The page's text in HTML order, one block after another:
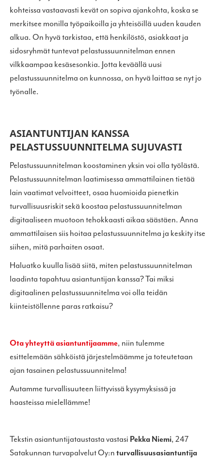
kohteissa vastaavasti kevät on sopiva ajankohta, koska se
merkitsee monilla työpaikoilla ja yhteisöillä uuden kauden
alkua. On hyvä tarkistaa, että henkilöstö, asiakkaat ja
sidosryhmät tuntevat pelastussuunnitelman ennen
vilkkaampaa kesäsesonkia. Jotta keväällä uusi
pelastussuunnitelma on kunnossa, on hyvä laittaa se nyt jo
työnalle.
ASIANTUNTIJAN KANSSA
PELASTUSSUUNNITELMA SUJUVASTI
Pelastussuunnitelman koostaminen yksin voi olla työlästä.
Pelastussuunnitelman laatimisessa ammattilainen tietää
lain vaatimat velvoitteet, osaa huomioida pienetkin
turvallisuusriskit sekä koostaa pelastussuunnitelman
digitaaliseen muotoon tehokkaasti aikaa säästäen. Anna
ammattilaisen siis hoitaa pelastussuunnitelma ja keskity itse
siihen, mitä parhaiten osaat.
Haluatko kuulla lisää siitä, miten pelastussuunnitelman
laadinta tapahtuu asiantuntijan kanssa? Tai miksi
digitaalinen pelastussuunnitelma voi olla teidän
kiinteistöllenne paras ratkaisu?
Ota yhteyttä asiantuntijaamme, niin tulemme
esittelemään sähköistä järjestelmäämme ja toteutetaan
ajan tasainen pelastussuunnitelma!
Autamme turvallisuuteen liittyvissä kysymyksissä ja
haasteissa mielellämme!
Tekstin asiantuntijataustasta vastasi Pekka Niemi, 247
Satakunnan turvapalvelut Oy:nturvallisuusasiantuntija